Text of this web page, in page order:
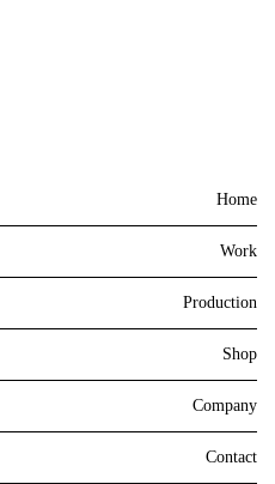
Home
Work
Production
Shop
Company
Contact